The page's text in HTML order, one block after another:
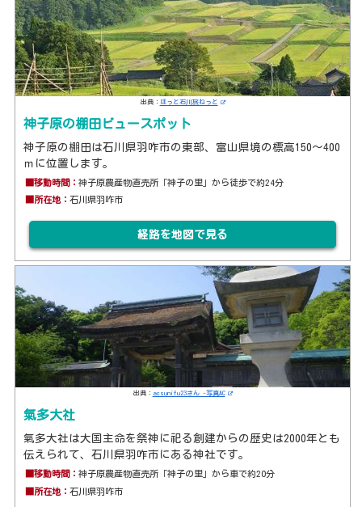
出典： ほっと石川旅ねっと
神子原の棚田ビュースポット
神子原の棚田は石川県羽咋市の東部、富山県境の標高150～400
ｍに位置します。
■移動時間：神子原農産物直売所「神子の里」から徒歩で約24分
■所在地：石川県羽咋市
経路を地図で見る
出典： acsunifu23さん -写真AC
氣多大社
氣多大社は大国主命を祭神に祀る創建からの歴史は2000年とも
伝えられて、石川県羽咋市にある神社です。
■移動時間：神子原農産物直売所「神子の里」から車で約20分
■所在地：石川県羽咋市